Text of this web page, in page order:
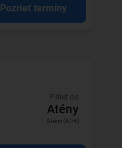
Pozrieť termíny
Prílet do
Atény
Atény (ATH)